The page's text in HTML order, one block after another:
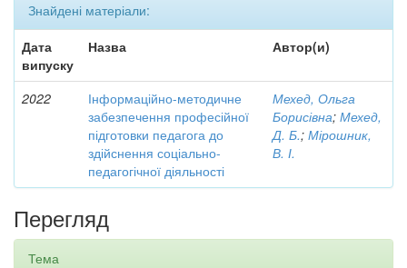
Знайдені матеріали:
Дата
випуску
Назва Автор(и)
2022
Інформаційно-методичне
забезпечення професійної
підготовки педагога до
здійснення соціально-
педагогічної діяльності
Мехед, Ольга
Борисівна; Мехед,
Д. Б.; Мірошник,
В. І.
Перегляд
Тема